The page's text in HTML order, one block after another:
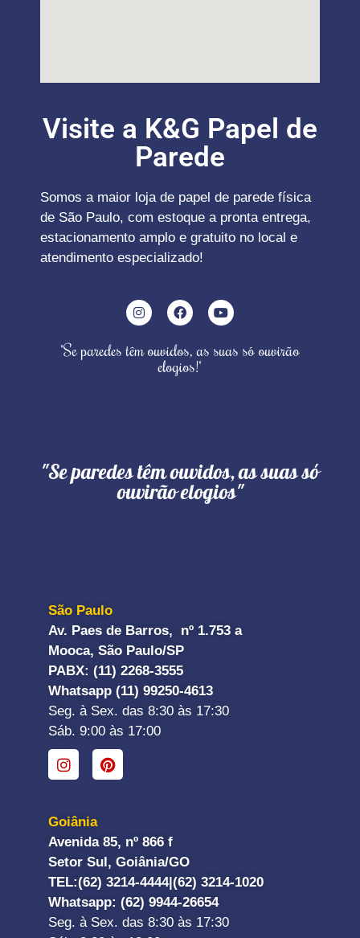
Visite a K&G Papel de
Parede
Somos a maior loja de papel de parede física
de São Paulo, com estoque a pronta entrega,
estacionamento amplo e gratuito no local e
atendimento especializado!
"Se paredes têm ouvidos, as suas só ouvirão
elogios!"
"Se paredes têm ouvidos, as suas só
ouvirão elogios"
São Paulo
Av. Paes de Barros, nº 1.753 a
Mooca, São Paulo/SP
PABX: (11) 2268-3555
Whatsapp (11) 99250-4613
Seg. à Sex. das 8:30 às 17:30
Sáb. 9:00 às 17:00
Goiânia
Avenida 85, nº 866 f
Setor Sul, Goiânia/GO
TEL:(62) 3214-4444| (62) 3214-1020
Whatsapp: (62) 9944-26654
Seg. à Sex. das 8:30 às 17:30